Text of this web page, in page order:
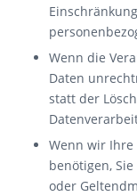
Wenn die
Daten
statt der
Wenn wir
benötigen,
oder